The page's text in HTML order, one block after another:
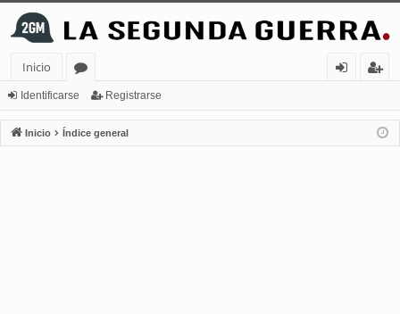
Inicio
or
os
nt
ifi
ist
ra
Identificarse Registrarse
Inicio Índice general